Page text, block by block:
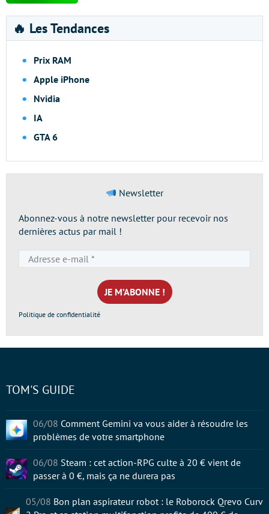
🔥 Les Tendances
Prix RAM
Apple iPhone
Nvidia
IA
GTA 6
Newsletter
Abonnez-vous à notre newsletter pour recevoir nos
dernières actus par mail !
e-
mail
*
Politique de confidentialité
TOM'S GUIDE
06/08 Comment Gemini va vous aider à résoudre les
problèmes de votre smartphone
06/08 Steam : cet action-RPG culte à 20 € vient de
passer à 0 €, mais ça ne durera pas
05/08 Bon plan aspirateur robot : le Roborock Qrevo Curv